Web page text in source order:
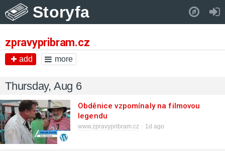
Storyfa
zpravypribram.cz
add more
Thursday, Aug 6
Obděnice vzpomínaly na filmovou
legendu
www.zpravypribram.cz 1d ago
Pull down to refresh..